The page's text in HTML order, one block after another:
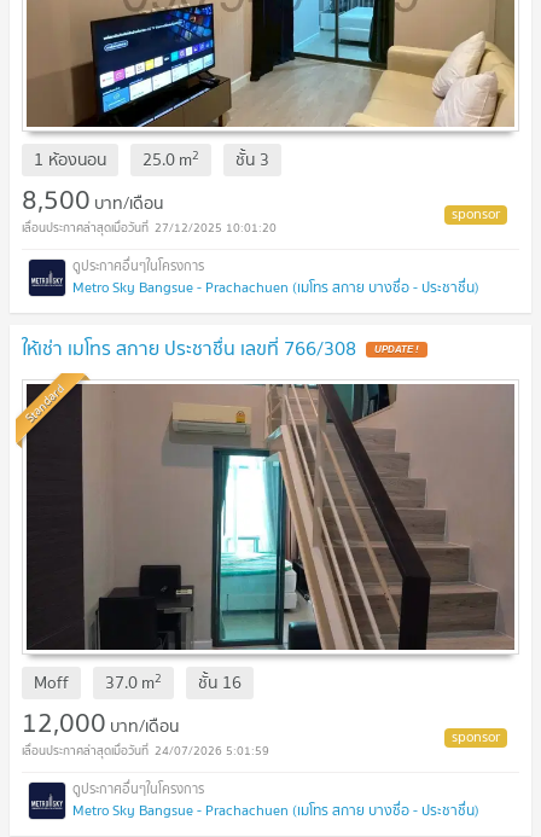
1 ห้องนอน 25.0m2 ชั้น 3
8,500 บาท/เดือน
27/12/2025 10:01:20
Metro Sky Bangsue - Prachachuen (เมโทร สกาย บางซื่อ - ประชาชื่น)
ให้เช่า เมโทร สกาย ประชาชื่น เลขที่ 766/308
Standard
Moff 37.0m2 ชั้น 16
12,000 บาท/เดือน
24/07/2026 5:01:59
Metro Sky Bangsue - Prachachuen (เมโทร สกาย บางซื่อ - ประชาชื่น)